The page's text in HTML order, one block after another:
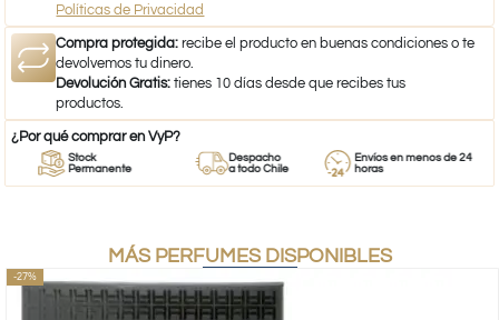
Políticas de Privacidad
Compra protegida: recibe el producto en buenas condiciones o te
devolvemos tu dinero.
Devolución Gratis: tienes 10 días desde que recibes tus
productos.
¿Por qué comprar en VyP?
Stock
Permanente
Despacho
a todo Chile
Envíos en menos de 24
horas
MÁS PERFUMES DISPONIBLES
-27%